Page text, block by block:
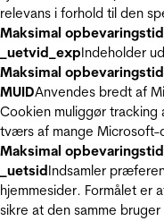
relevans i forhold til den
Maksimal opbevaringstid
_uetvid_expIndeholder
Maksimal opbevaringstid
MUIDAnvendes bredt af
Cookien muliggør
tværs af mange
Maksimal opbevaringstid
_uetsidIndsamler
hjemmesider. Formålet er
sikre at den samme